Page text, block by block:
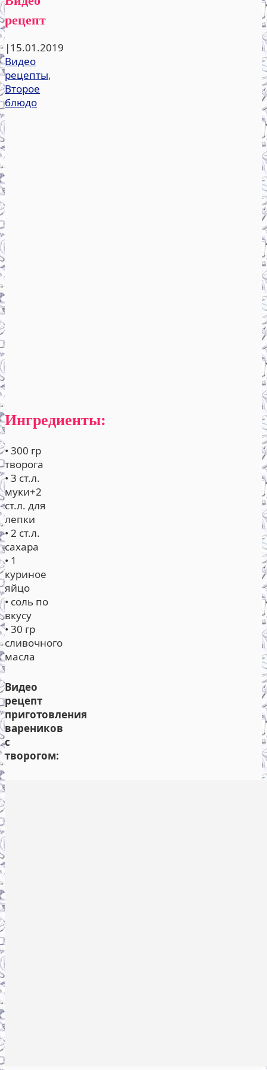
рецепт
|15.01.2019
Видео
рецепты,
Второе
блюдо
Ингредиенты:
• 300 гр
творога
• 3 ст.л.
муки+2
ст.л. для
лепки
• 2 ст.л.
сахара
• 1
куриное
яйцо
• соль по
вкусу
• 30 гр
сливочного
масла
Видео
рецепт
приготовления
вареников
с
творогом: